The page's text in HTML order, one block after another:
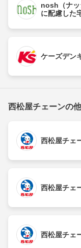
nosh（ナッ
に配慮した
ケーズデン
西松屋チェーンの
西松屋チェ
西松屋チェ
西松屋チェ